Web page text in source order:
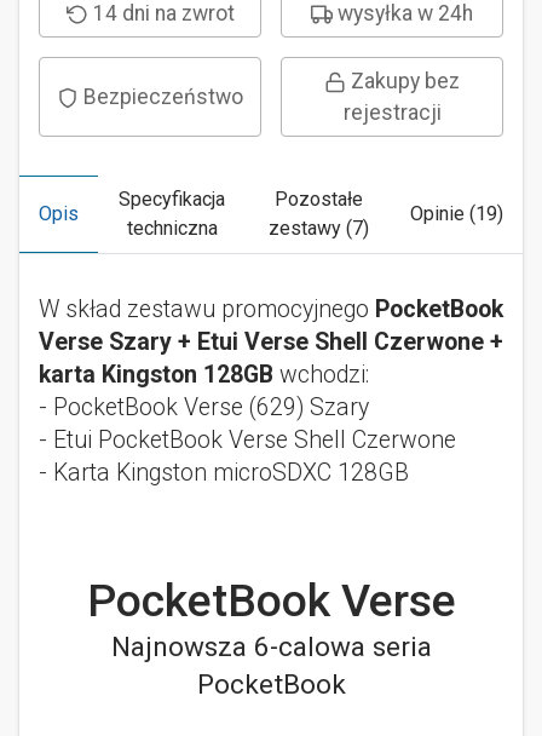
14 dni na zwrot wysyłka w 24h
Bezpieczeństwo
Zakupy bez
rejestracji
Opis
Specyfikacja
techniczna
Pozostałe
zestawy (7)
Opinie (19)
W skład zestawu promocyjnego PocketBook
Verse Szary + Etui Verse Shell Czerwone +
karta Kingston 128GB wchodzi:
- PocketBook Verse (629) Szary
- Etui PocketBook Verse Shell Czerwone
- Karta Kingston microSDXC 128GB
PocketBook Verse
Najnowsza 6-calowa seria
PocketBook